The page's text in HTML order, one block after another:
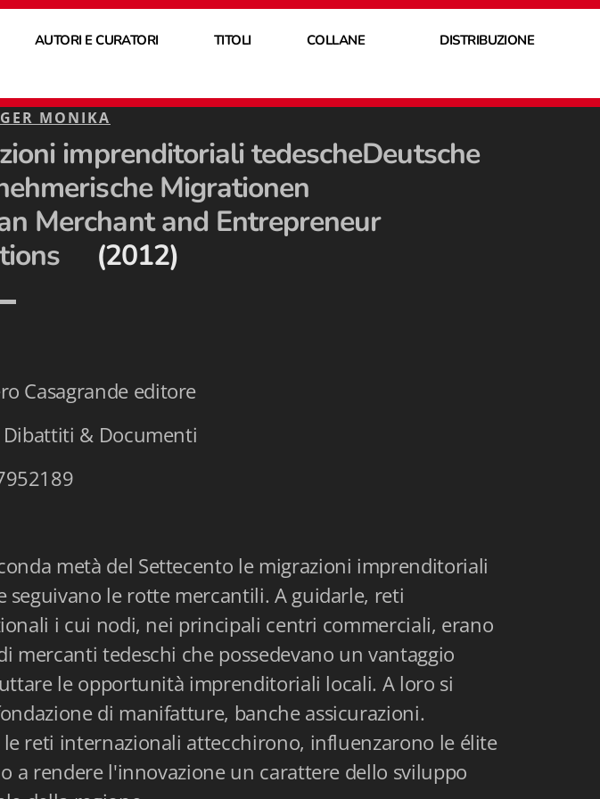
AUTORI E CURATORI TITOLI COLLANE DISTRIBUZIONE
MONIKA
imprenditoriali tedescheDeutsche
Migrationen
Merchant and Entrepreneur
(2012)
Casagrande editore
Dibattiti & Documenti
metà del Settecento le migrazioni imprenditoriali
seguivano le rotte mercantili. A guidarle, reti
i cui nodi, nei principali centri commerciali, erano
mercanti tedeschi che possedevano un vantaggio
le opportunità imprenditoriali locali. A loro si
di manifatture, banche assicurazioni.
reti internazionali attecchirono, influenzarono le élite
a rendere l'innovazione un carattere dello sviluppo